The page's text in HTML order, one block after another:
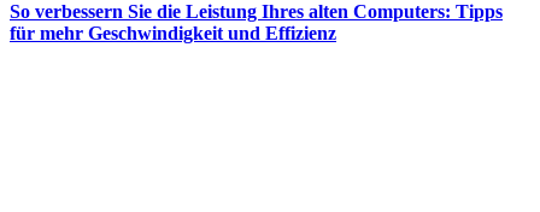
So verbessern Sie die Leistung Ihres alten Computers: Tipps
für mehr Geschwindigkeit und Effizienz